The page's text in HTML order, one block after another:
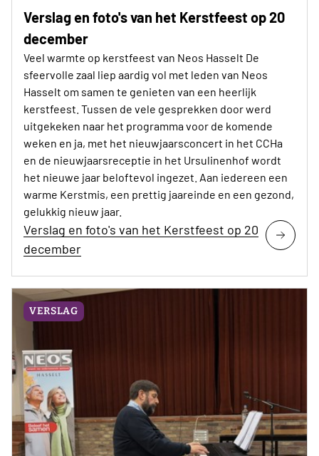
Verslag en foto's van het Kerstfeest op 20
december
Veel warmte op kerstfeest van Neos Hasselt De
sfeervolle zaal liep aardig vol met leden van Neos
Hasselt om samen te genieten van een heerlijk
kerstfeest. Tussen de vele gesprekken door werd
uitgekeken naar het programma voor de komende
weken en ja, met het nieuwjaarsconcert in het CCHa
en de nieuwjaarsreceptie in het Ursulinenhof wordt
het nieuwe jaar beloftevol ingezet. Aan iedereen een
warme Kerstmis, een prettig jaareinde en een gezond,
gelukkig nieuw jaar.
Verslag en foto's van het Kerstfeest op 20
december
VERSLAG